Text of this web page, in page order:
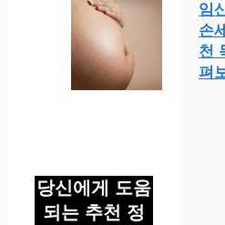
임
손
천
펴
당신에게 도움
되는 추천 정